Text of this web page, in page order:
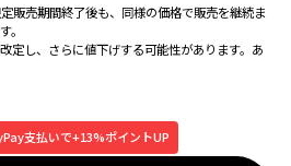
販売期間終了後も、同様の価格で販売を継続ま
。
定し、さらに値下げする可能性があります。あ
支払いで+13%ポイントUP